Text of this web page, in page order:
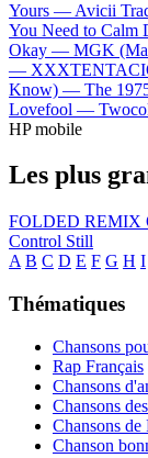
Yours — Avicii
You Need to
Okay — MGK
—
Know) — The
Lovefool —
HP mobile
Les plus
FOLDED REMIX
Control Still
A B C D E F G H I
Thématiques
Chansons
Rap Français
Chansons
Chansons
Chansons
Chanson